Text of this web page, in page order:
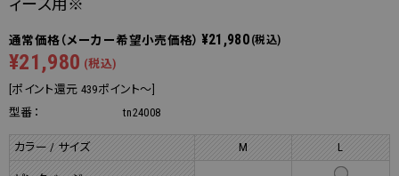
ィース用※
¥21,980 (税込)
¥21,980 (税込)
[ポイント還元 439ポイント～]
型番：
tn24008
カラー / サイズ M L